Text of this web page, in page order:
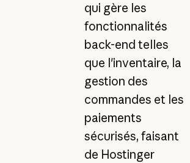
qui gère les
fonctionnalités
back-end telles
que l'inventaire, la
gestion des
commandes et les
paiements
sécurisés, faisant
de Hostinger